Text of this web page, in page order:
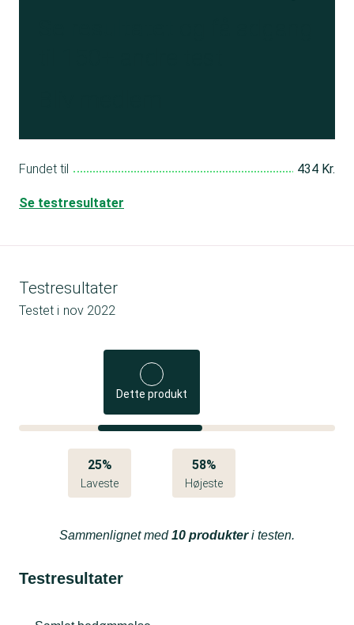
Fundet til 434 Kr.
Se testresultater
Testresultater
Testet i nov 2022
Dette produkt
25%
Laveste
58%
Højeste
Sammenlignet med10 produkteri testen.
Testresultater